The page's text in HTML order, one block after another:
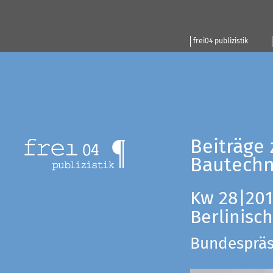
frei04 publizistik
Beiträge
Kw